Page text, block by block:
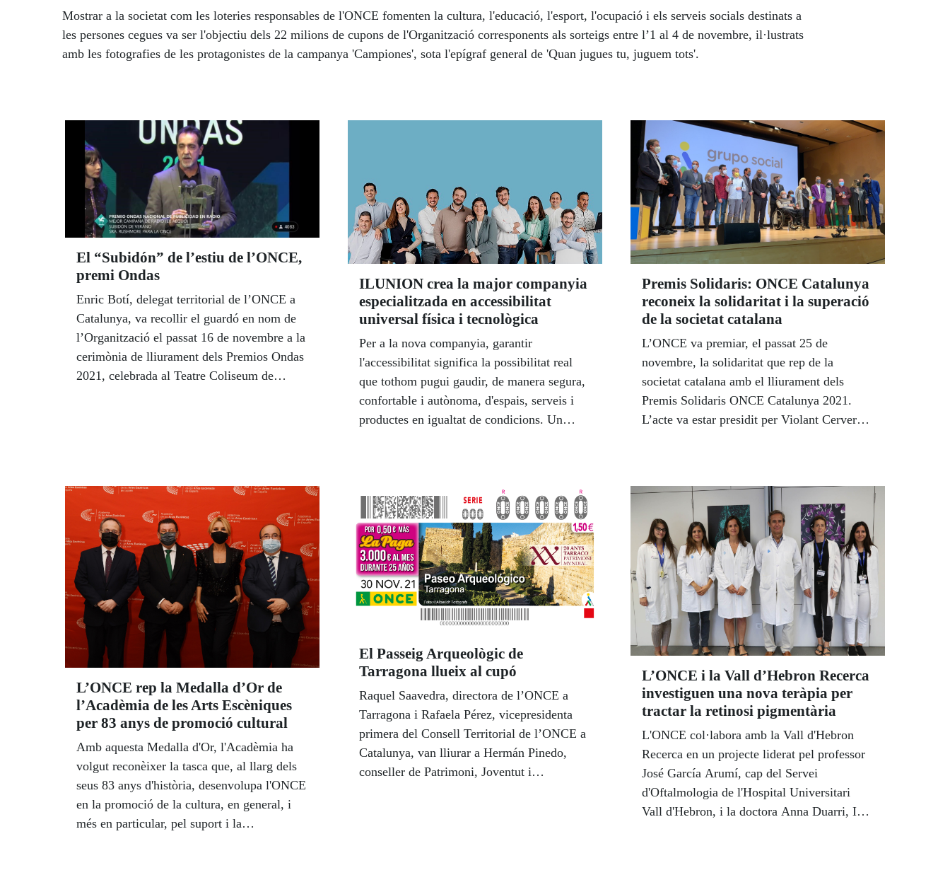
Mostrar a la societat com les loteries responsables de l'ONCE fomenten la cultura, l'educació, l'esport, l'ocupació i els serveis socials destinats a
les persones cegues va ser l'objectiu dels 22 milions de cupons de l'Organització corresponents als sorteigs entre l’1 al 4 de novembre, il·lustrats
amb les fotografies de les protagonistes de la campanya 'Campiones', sota l'epígraf general de 'Quan jugues tu, juguem tots'.
El “Subidón” de l’estiu de l’ONCE,
premi Ondas
Enric Botí, delegat territorial de l’ONCE a
Catalunya, va recollir el guardó en nom de
l’Organització el passat 16 de novembre a la
cerimònia de lliurament dels Premios Ondas
2021, celebrada al Teatre Coliseum de
aplaudiment per a ells i per a elles”. va dir
Botí.
ILUNION crea la major companyia
especialitzada en accessibilitat
universal física i tecnològica
Per a la nova companyia, garantir
l'accessibilitat significa la possibilitat real
que tothom pugui gaudir, de manera segura,
confortable i autònoma, d'espais, serveis i
productes en igualtat de condicions. Un
Premis Solidaris: ONCE Catalunya
reconeix la solidaritat i la superació
de la societat catalana
L’ONCE va premiar, el passat 25 de
novembre, la solidaritat que rep de la
societat catalana amb el lliurament dels
Premis Solidaris ONCE Catalunya 2021.
L’acte va estar presidit per Violant Cervera,
que ens permet fer la nostra tasca social. Els
Premis Solidaris ONCE donen visibilitat a
persones i iniciatives que moltes vegades
són invisibles. Són persones, entitats i
programes que fan una feina diària, callada i
tenaç i demostren que amb esforç i
constància hi ha realitats que es poden
canviar”, assegura el president dels Premis
Solidaris ONCE Catalunya i també president
del Consell Territorial de l’ONCE
Catalunya, David Bernardo.
L’ONCE rep la Medalla d’Or de
l’Acadèmia de les Arts Escèniques
per 83 anys de promoció cultural
Amb aquesta Medalla d'Or, l'Acadèmia ha
volgut reconèixer la tasca que, al llarg dels
seus 83 anys d'història, desenvolupa l'ONCE
en la promoció de la cultura, en general, i
més en particular, pel suport i la
El Passeig Arqueològic de
Tarragona llueix al cupó
Raquel Saavedra, directora de l’ONCE a
Tarragona i Rafaela Pérez, vicepresidenta
primera del Consell Territorial de l’ONCE a
Catalunya, van lliurar a Hermán Pinedo,
conseller de Patrimoni, Joventut i
L’ONCE i la Vall d’Hebron Recerca
investiguen una nova teràpia per
tractar la retinosi pigmentària
L'ONCE col·labora amb la Vall d'Hebron
Recerca en un projecte liderat pel professor
José García Arumí, cap del Servei
d'Oftalmologia de l'Hospital Universitari
Vall d'Hebron, i la doctora Anna Duarri, IP